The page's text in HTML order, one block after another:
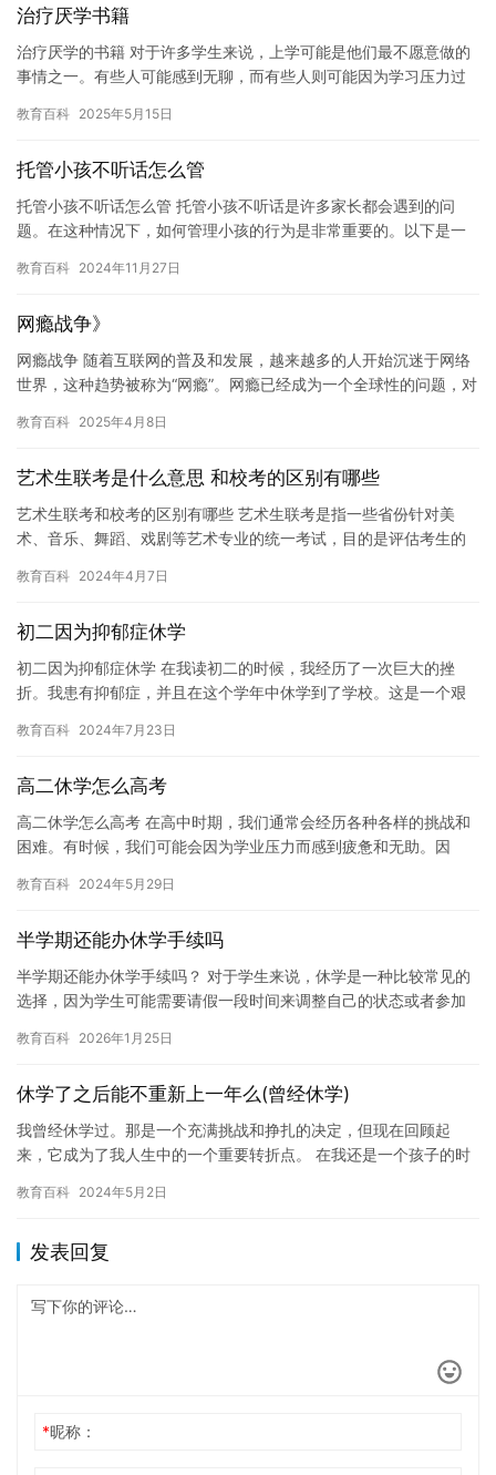
治疗厌学书籍
治疗厌学的书籍 对于许多学生来说，上学可能是他们最不愿意做的
事情之一。有些人可能感到无聊，而有些人则可能因为学习压力过
兴趣…
教育百科 2025年5月15日
托管小孩不听话怎么管
托管小孩不听话怎么管 托管小孩不听话是许多家长都会遇到的问
题。在这种情况下，如何管理小孩的行为是非常重要的。以下是一
沟…
教育百科 2024年11月27日
网瘾战争》
网瘾战争 随着互联网的普及和发展，越来越多的人开始沉迷于网络
世界，这种趋势被称为“网瘾”。网瘾已经成为一个全球性的问题，对
教育百科 2025年4月8日
艺术生联考是什么意思 和校考的区别有哪些
艺术生联考和校考的区别有哪些 艺术生联考是指一些省份针对美
术、音乐、舞蹈、戏剧等艺术专业的统一考试，目的是评估考生的
提条件…
教育百科 2024年4月7日
初二因为抑郁症休学
初二因为抑郁症休学 在我读初二的时候，我经历了一次巨大的挫
折。我患有抑郁症，并且在这个学年中休学到了学校。这是一个艰
是一…
教育百科 2024年7月23日
高二休学怎么高考
高二休学怎么高考 在高中时期，我们通常会经历各种各样的挑战和
困难。有时候，我们可能会因为学业压力而感到疲惫和无助。因
业。对…
教育百科 2024年5月29日
半学期还能办休学手续吗
半学期还能办休学手续吗？ 对于学生来说，休学是一种比较常见的
选择，因为学生可能需要请假一段时间来调整自己的状态或者参加
虑的…
教育百科 2026年1月25日
休学了之后能不重新上一年么(曾经休学)
我曾经休学过。那是一个充满挑战和挣扎的决定，但现在回顾起
来，它成为了我人生中的一个重要转折点。 在我还是一个孩子的时
才华，…
教育百科 2024年5月2日
发表回复
*昵称：